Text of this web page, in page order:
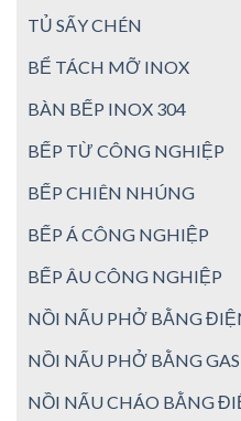
TỦ SẤY CHÉN
BỂ TÁCH MỠ INOX
BÀN BẾP INOX 304
BẾP TỪ CÔNG NGHIỆP
BẾP CHIÊN NHÚNG
BẾP Á CÔNG NGHIỆP
BẾP ÂU CÔNG NGHIỆP
NỒI NẤU PHỞ BẰNG
NỒI NẤU PHỞ BẰNG GAS
NỒI NẤU CHÁO BẰNG